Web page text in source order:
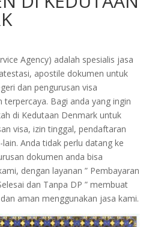
Agency) adalah spesialis jasa
apostile dokumen untuk
dan pengurusan visa
terpercaya. Bagi anda yang ingin
di Kedutaan Denmark untuk
visa, izin tinggal, pendaftaran
Anda tidak perlu datang ke
dokumen anda bisa
dengan layanan ” Pembayaran
dan Tanpa DP ” membuat
aman menggunakan jasa kami.